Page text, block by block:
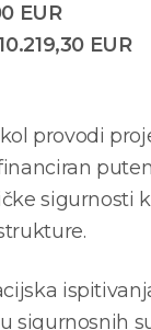
EUR
EUR
provodi
sigurnosti
sigurnosnih